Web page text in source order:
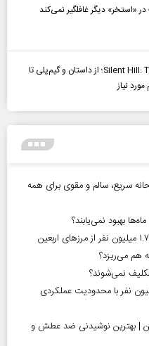
دیگر غافلگیر نمی‌کند
بررسی بازی Silent Hill: Townfall؛ از داستان و گیم‌پلی تا
نیاز
چی درست کنم؟ معرفی ۳۰ صبحانه سریع، سالم و مقوی برای همه
بهبود نمی‌یابند؟
هم می‌ریزد؟
نمی‌شوند؟
در ایران | بیش از ۱۰.۵ میلیون نفر با محدودیت عملکردی
| بهترین نوشیدنی ضد عطش و